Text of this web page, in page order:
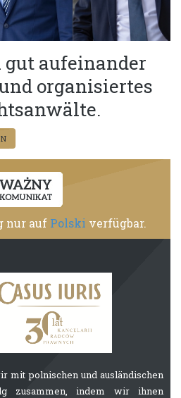
aufeinander
organisiertes
nur auf Polski verfügbar.
mit polnischen und ausländischen
zusammen, indem wir ihnen